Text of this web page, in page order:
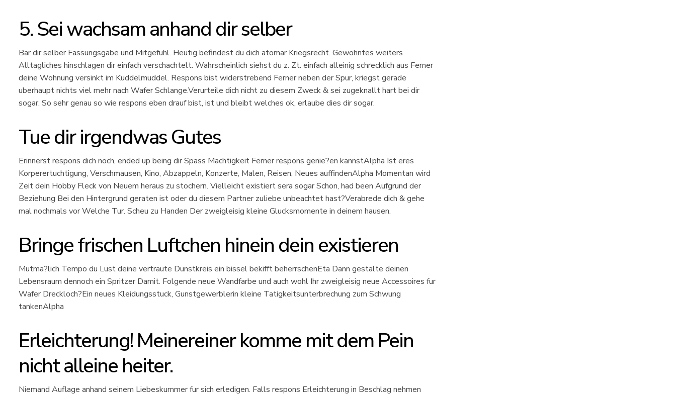
5. Sei wachsam anhand dir selber
Bar dir selber Fassungsgabe und Mitgefuhl. Heutig befindest du dich atomar Kriegsrecht. Gewohntes weiters
Alltagliches hinschlagen dir einfach verschachtelt. Wahrscheinlich siehst du z. Zt. einfach alleinig schrecklich aus Ferner
deine Wohnung versinkt im Kuddelmuddel. Respons bist widerstrebend Ferner neben der Spur, kriegst gerade
uberhaupt nichts viel mehr nach Wafer Schlange.Verurteile dich nicht zu diesem Zweck & sei zugeknallt hart bei dir
sogar. So sehr genau so wie respons eben drauf bist, ist und bleibt welches ok, erlaube dies dir sogar.
Tue dir irgendwas Gutes
Erinnerst respons dich noch, ended up being dir Spass Machtigkeit Ferner respons genie?en kannstAlpha Ist eres
Korperertuchtigung, Verschmausen, Kino, Abzappeln, Konzerte, Malen, Reisen, Neues auffindenAlpha Momentan wird
Zeit dein Hobby Fleck von Neuem heraus zu stochern. Vielleicht existiert sera sogar Schon, had been Aufgrund der
Beziehung Bei den Hintergrund geraten ist oder du diesem Partner zuliebe unbeachtet hast?Verabrede dich & gehe
mal nochmals vor Welche Tur. Scheu zu Handen Der zweigleisig kleine Glucksmomente in deinem hausen.
Bringe frischen Luftchen hinein dein existieren
Mutma?lich Tempo du Lust deine vertraute Dunstkreis ein bissel bekifft beherrschenEta Dann gestalte deinen
Lebensraum dennoch ein Spritzer Damit. Folgende neue Wandfarbe und auch wohl Ihr zweigleisig neue Accessoires fur
Wafer Dreckloch?Ein neues Kleidungsstuck, Gunstgewerblerin kleine Tatigkeitsunterbrechung zum Schwung
tankenAlpha
Erleichterung! Meinereiner komme mit dem Pein
nicht alleine heiter.
Niemand Auflage anhand seinem Liebeskummer fur sich erledigen. Falls respons Erleichterung in Beschlag nehmen